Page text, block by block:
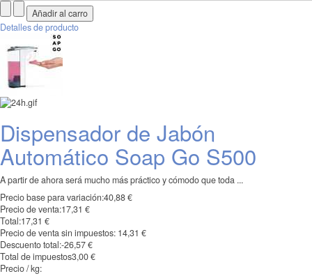
Detalles de producto
Dispensador de Jabón
Automático Soap Go S500
A partir de ahora será mucho más práctico y cómodo que toda ...
Precio base para variación:40,88 €
Precio de venta:17,31 €
Total:17,31 €
Precio de venta sin impuestos: 14,31 €
Descuento total:-26,57 €
Total de impuestos3,00 €
Precio / kg: